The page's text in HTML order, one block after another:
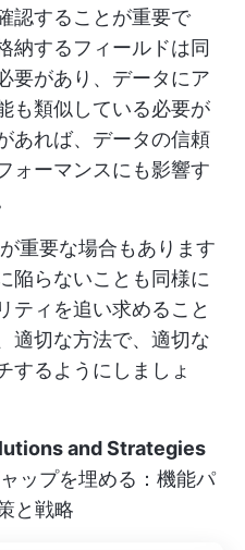
認することが重要で
納するフィールドは同
要があり、データにア
も類似している必要が
あれば、データの信頼
ォーマンスにも影響す
重要な場合もあります
陥らないことも同様に
ティを追い求めること
適切な方法で、適切な
するようにしましょ
and Strategies
ャップを埋める：機能パ
と戦略